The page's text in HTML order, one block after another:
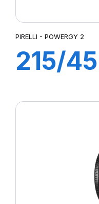
PIRELLI - POWERGY 2
215/